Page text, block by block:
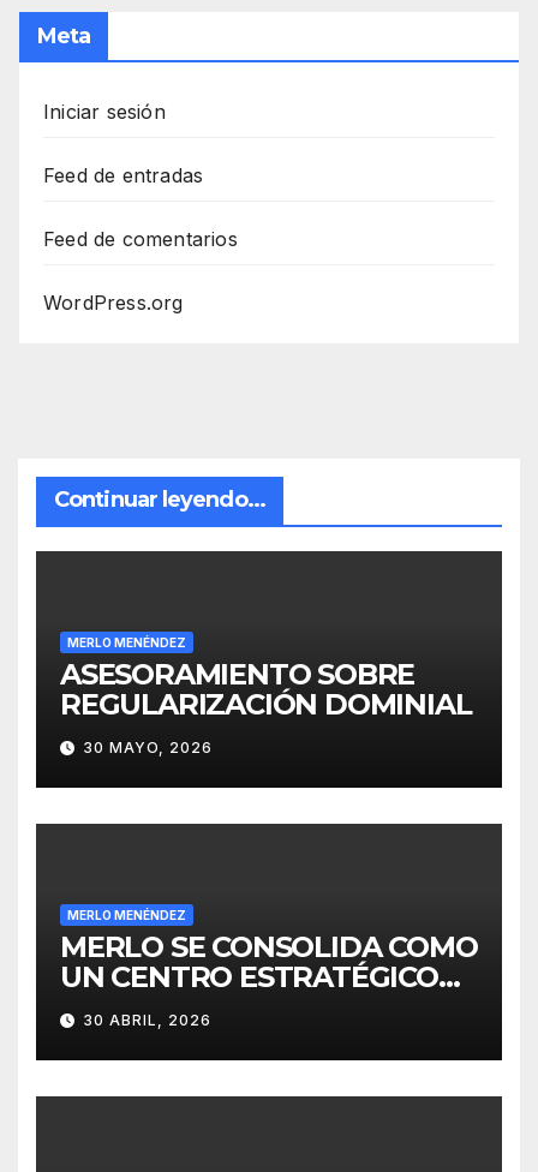
Meta
Iniciar sesión
Feed de entradas
Feed de comentarios
WordPress.org
Continuar leyendo...
MERLO MENÉNDEZ
ASESORAMIENTO SOBRE
REGULARIZACIÓN DOMINIAL
30 MAYO, 2026
MERLO MENÉNDEZ
MERLO SE CONSOLIDA COMO
UN CENTRO ESTRATÉGICO
PARA EL DESARROLLO DE
INVERSIONES
30 ABRIL, 2026